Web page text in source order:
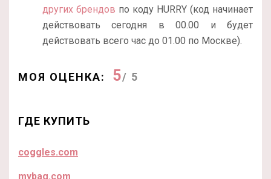
других брендов по коду HURRY (код начинает
действовать сегодня в 00.00 и будет
действовать всего час до 01.00 по Москве).
МОЯ ОЦЕНКА: 5/ 5
ГДЕ КУПИТЬ
coggles.com
mybag.com